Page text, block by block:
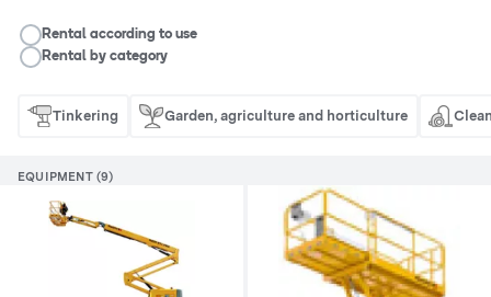
__RENTAL.LEGEND
Rental according to use
Rental by category
Tinkering Garden, agriculture and horticulture
EQUIPMENT (9)